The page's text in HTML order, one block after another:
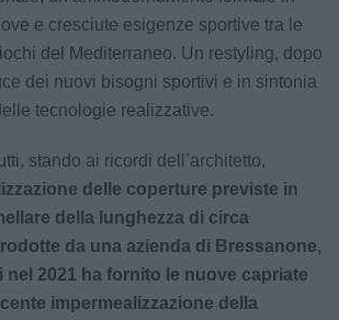
e cresciute esigenze sportive tra le
del Mediterraneo. Un restyling, dopo
dei nuovi bisogni sportivi e in sintonia
tecnologie realizzative.
stando ai ricordi dell’architetto,
delle coperture previste in
della lunghezza di circa
da una azienda di Bressanone,
nel 2021 ha fornito le nuove capriate
impermealizzazione della